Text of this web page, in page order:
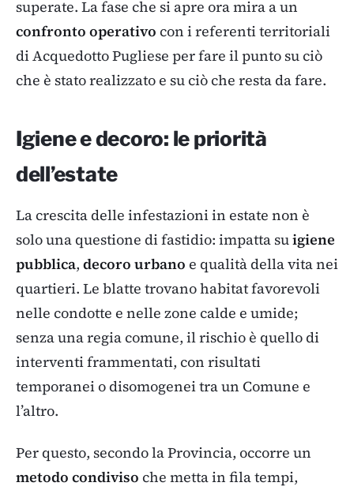
superate. La fase che si apre ora mira a un
confronto operativo con i referenti territoriali
di Acquedotto Pugliese per fare il punto su ciò
che è stato realizzato e su ciò che resta da fare.
Igiene e decoro: le priorità
dell’estate
La crescita delle infestazioni in estate non è
solo una questione di fastidio: impatta suigiene
pubblica, decoro urbano e qualità della vita nei
quartieri. Le blatte trovano habitat favorevoli
nelle condotte e nelle zone calde e umide;
senza una regia comune, il rischio è quello di
interventi frammentati, con risultati
temporanei o disomogenei tra un Comune e
l’altro.
Per questo, secondo la Provincia, occorre un
metodo condiviso che metta in fila tempi,